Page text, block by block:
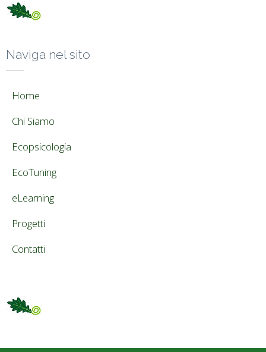
Naviga nel sito
Home
Chi Siamo
Ecopsicologia
EcoTuning
eLearning
Progetti
Contatti